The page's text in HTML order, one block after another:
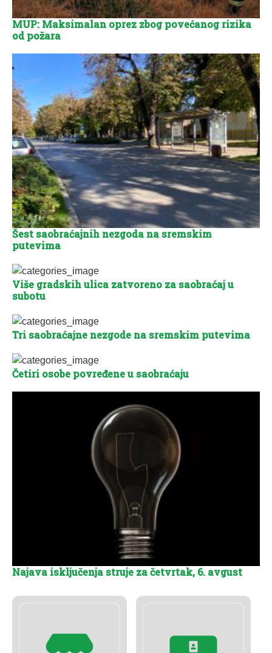
MUP: Maksimalan oprez zbog povećanog rizika
od požara
Šest saobraćajnih nezgoda na sremskim
putevima
Više gradskih ulica zatvoreno za saobraćaj u
subotu
Tri saobraćajne nezgode na sremskim putevima
Četiri osobe povređene u saobraćaju
Najava isključenja struje za četvrtak, 6. avgust